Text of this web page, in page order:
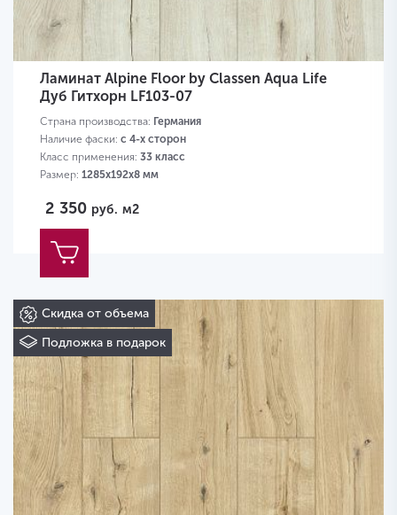
Ламинат Alpine Floor by Classen Aqua Life
Дуб Гитхорн LF103-07
Страна производства: Германия
Наличие фаски: с 4-х сторон
Класс применения: 33 класс
Размер: 1285х192х8 мм
2 350 руб. м2
Скидка от объема
Подложка в подарок